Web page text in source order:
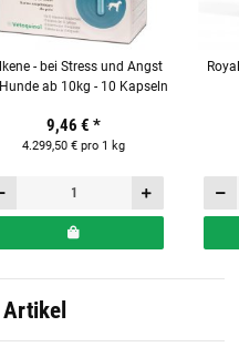
- bei Stress und Angst
ab 10kg - 10 Kapseln
9,46 € *
4.299,50 € pro 1 kg